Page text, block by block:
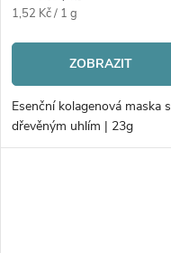
Měrná
1,52 Kč / 1 g
ZOBRAZIT
Esenční kolagenová maska s
dřevěným uhlím | 23g